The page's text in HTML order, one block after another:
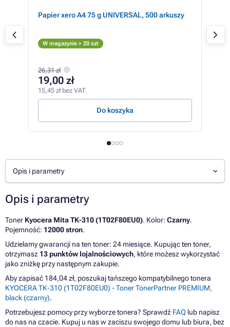
Papier xero A4 75 g UNIVERSAL, 500 arkuszy
W magazynie > 20 szt
26,31 zł
19,00 zł
15,45 zł bez VAT
Do koszyka
Opis i parametry
Opis i parametry
Toner Kyocera Mita TK-310 (1T02F80EU0). Kolor: Czarny.
Pojemność: 12000 stron.
Udzielamy gwarancji na ten toner: 24 miesiące. Kupując ten toner,
otrzymasz 13 punktów lojalnościowych, które możesz wykorzystać
jako zniżkę przy następnym zakupie.
Aby zapisać 184,04 zł, poszukaj tańszego kompatybilnego tonera
KYOCERA TK-310 (1T02F80EU0) - Toner TonerPartner PREMIUM,
black (czarny).
Potrzebujesz pomocy przy wyborze tonera? Sprawdź FAQ lub napisz
do nas na czacie. Kupuj u nas w zaciszu swojego domu lub biura, bez